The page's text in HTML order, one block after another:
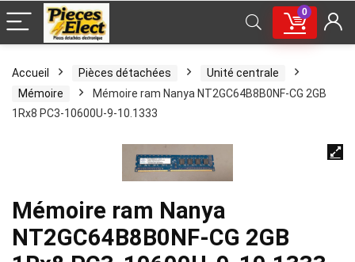
0
Accueil Pièces détachées
Unité centrale
Mémoire
Mémoire ram Nanya NT2GC64B8B0NF-CG 2GB
1Rx8 PC3-10600U-9-10.1333
Mémoire ram Nanya
NT2GC64B8B0NF-CG 2GB